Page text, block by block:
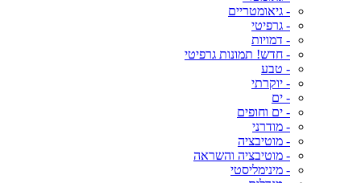
- גיאומטריים
- גרפיטי
- דמויות
- חדש! תמונות גרפיטי
- טבע
- יוקרתי
- ים
- ים וחופים
- מודרני
- מוטיבציה
- מוטיבציה והשראה
- מינימליסטי